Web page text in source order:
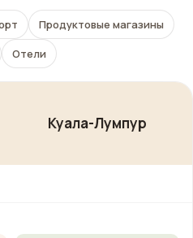
Продуктовые магазины
Отели
Куала-Лумпур